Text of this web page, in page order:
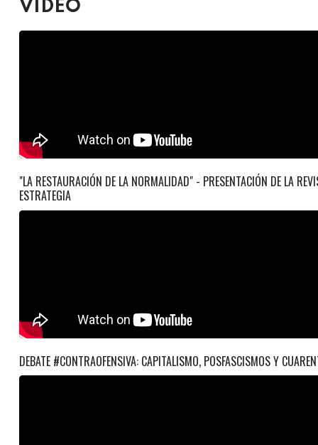
VIDEO
"LA RESTAURACIÓN DE LA NORMALIDAD" - PRESENTACIÓN DE LA
ESTRATEGIA
DEBATE #CONTRAOFENSIVA: CAPITALISMO, POSFASCISMOS Y